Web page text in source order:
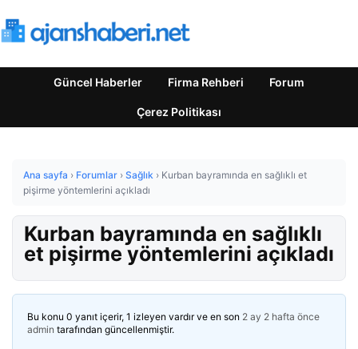
Güncel Haberler Firma Rehberi Forum
Çerez Politikası
Ana sayfa › Forumlar › Sağlık › Kurban bayramında en sağlıklı et
pişirme yöntemlerini açıkladı
Kurban bayramında en sağlıklı
et pişirme yöntemlerini açıkladı
Bu konu 0 yanıt içerir, 1 izleyen vardır ve en son 2 ay 2 hafta önce
admin tarafından güncellenmiştir.